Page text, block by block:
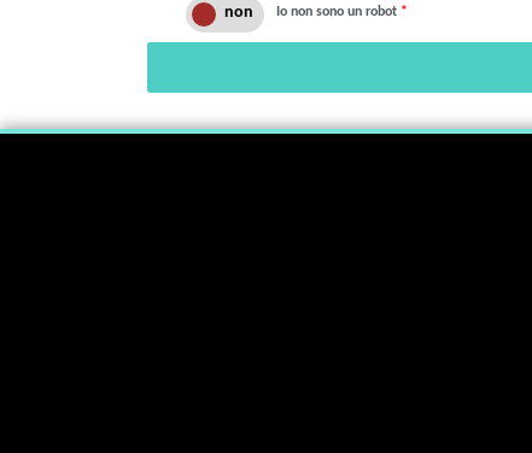
Io non sono un robot *